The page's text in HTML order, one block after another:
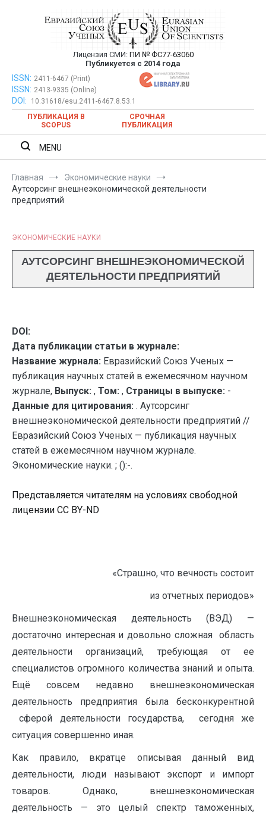
Евразийский Союз Ученых —
публикация научных статей в
ежемесячном научном журнале
Лицензия СМИ: ПИ № ФС77-63060
Публикуется с 2014 года
Евразийский Союз Ученых — публикация научных статей в
ежемесячном научном журнале
ISSN: 2411-6467 (Print)
ISSN: 2413-9335 (Online)
DOI:
10.31618/esu.2411-6467.8.53.1
ПУБЛИКАЦИЯ В
SCOPUS
СРОЧНАЯ
ПУБЛИКАЦИЯ
MENU
Главная
Экономические науки
Аутсорсинг внешнеэкономической деятельности
предприятий
ЭКОНОМИЧЕСКИЕ НАУКИ
АУТСОРСИНГ ВНЕШНЕЭКОНОМИЧЕСКОЙ
ДЕЯТЕЛЬНОСТИ ПРЕДПРИЯТИЙ
DOI:
Дата публикации статьи в журнале:
Название журнала: Евразийский Союз Ученых —
публикация научных статей в ежемесячном научном
журнале, Выпуск: , Том: , Страницы в выпуске: -
Данные для цитирования: . Аутсорсинг
внешнеэкономической деятельности предприятий //
Евразийский Союз Ученых — публикация научных
статей в ежемесячном научном журнале.
Экономические науки. ; ():-.
Представляется читателям на условиях свободной
лицензии CC BY-ND
«Страшно, что вечность состоит
из отчетных периодов»
Внешнеэкономическая деятельность (ВЭД) —
достаточно интересная и довольно сложная область
деятельности организаций, требующая от ее
специалистов огромного количества знаний и опыта.
Ещё совсем недавно внешнеэкономическая
деятельность предприятия была бесконкурентной
сферой деятельности государства, сегодня же
ситуация совершенно иная.
Как правило, вкратце описывая данный вид
деятельности, люди называют экспорт и импорт
товаров. Однако, внешнеэкономическая
деятельность — это целый спектр таможенных,